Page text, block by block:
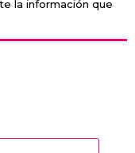
la información que